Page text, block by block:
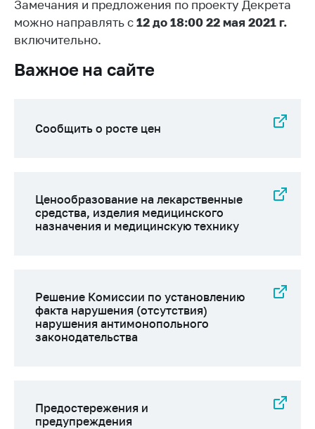
Регулирование и
контроль закупок
потребителей
деятельности
Применение мер
нетарифного
регулирования
Республике
Беларусь
Защита
Новости
Замечания и предложения по проекту Декрета
можно направлять c12 до18:0022 мая 2021 г.
включительно.
Важное на сайте
Сообщить о росте цен
Ценообразование на лекарственные
средства, изделия медицинского
назначения и медицинскую технику
Решение Комиссии по установлению
факта нарушения (отсутствия)
нарушения антимонопольного
законодательства
Предостережения и
предупреждения